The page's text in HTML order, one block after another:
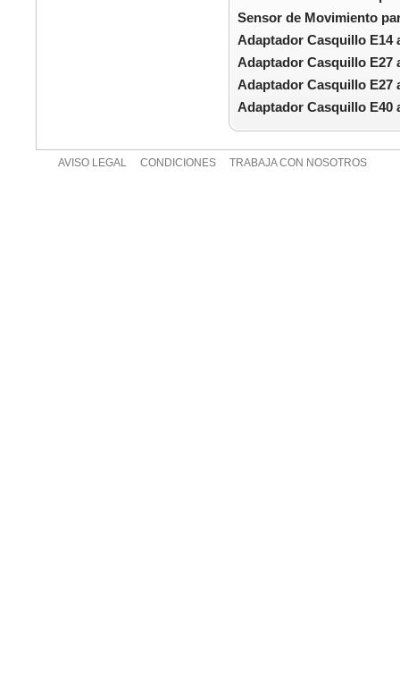
Sensor de Movimiento
Adaptador Casquillo E14
Adaptador Casquillo E27
Adaptador Casquillo E27
Adaptador Casquillo E40
AVISO LEGAL CONDICIONES TRABAJA CON NOSOTROS